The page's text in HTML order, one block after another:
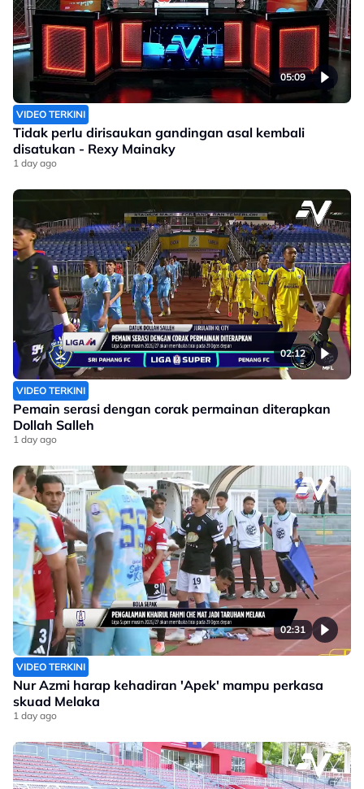
05:09
VIDEO TERKINI
Tidak perlu dirisaukan gandingan asal kembali
disatukan - Rexy Mainaky
1 day ago
02:12
VIDEO TERKINI
Pemain serasi dengan corak permainan diterapkan
Dollah Salleh
1 day ago
02:31
VIDEO TERKINI
Nur Azmi harap kehadiran 'Apek' mampu perkasa
skuad Melaka
1 day ago